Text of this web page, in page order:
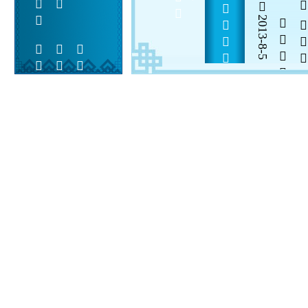
  
2013-8-5